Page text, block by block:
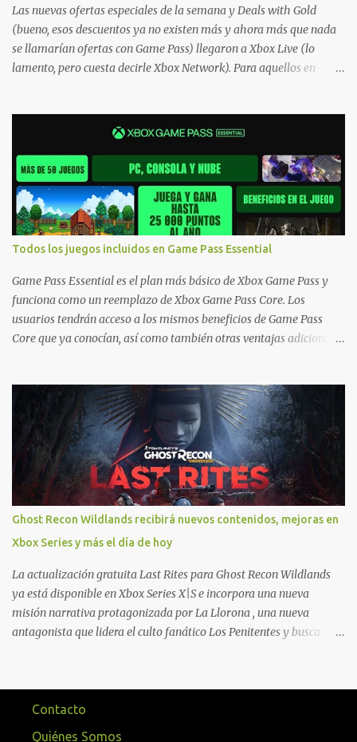
Las nuevas ofertas especiales de la semana y Deals with Gold
(bueno, esos descuentos ya no existen más y ahora más que nada
se llamarían ofertas con Game Pass) llegaron a Xbox Live (lo
lamento, pero cuesta decirle Xbox Network). Para aquellos en
jugarlos y mantener un progreso compartido en Windows PC y
Xbox, y tenemos un listado de juegos compatibles por acá . ¿Aún
necesitas una mano con las compras? Tenemos un tutorial extenso
o en vídeo para que se quiten todas las dudas generales de cómo
hacer compras en Xbox . Podes consultar un listado más completo
de promociones desde xbox.com. El post puede tener
actualizaciones regulares o cambios ante cualquier error. Ofertas
- Argentina Ofertas - Chile Ofertas - Colombia Ofertas - México
Ofertas - Estados Unidos Ofertas - España Todas las ofertas de
Xbox One también aplican a Xbox Series, a excepción de los jue...
Todos los juegos incluidos en Game Pass Essential
Game Pass Essential es el plan más básico de Xbox Game Pass y
funciona como un reemplazo de Xbox Game Pass Core. Los
usuarios tendrán acceso a los mismos beneficios de Game Pass
Core que ya conocían, así como también otras ventajas adicionales
que están en Xbox y PC, que van desde skins, desbloqueo de
personajes, paquetes de armas hasta emotes, monedas virtuales y
más para diferentes títulos. Todas estas ventajas se pueden
reclamar desde la sección de Game Pass o en tu aplicación de Xbox
yendo directamente a la pestaña de Game Pass. Essential también
ahora sumará el acceso a la Nube de Xbox, el cual nos permitite
jugar una pequeña porción de los juegos de la suscripción
mediante xCloud y más de 600 juegos compatibles si es que los
compramos previamente (con más títulos en camino a ser
compatibles con la función Transmite tu Propios Juegos). Pueden
leer más...
Ghost Recon Wildlands recibirá nuevos contenidos, mejoras en
Xbox Series y más el día de hoy
La actualización gratuita Last Rites para Ghost Recon Wildlands
ya está disponible en Xbox Series X|S e incorpora una nueva
misión narrativa protagonizada por La Llorona , una nueva
antagonista que lidera el culto fanático Los Penitentes y busca
Predator , uno de los desafíos más recordados por la comunidad,
junto con múltiples mejoras centradas en ampliar la libertad de
juego. Uno de los aspectos más importantes de Last Rites es la
Contacto
Quiénes Somos